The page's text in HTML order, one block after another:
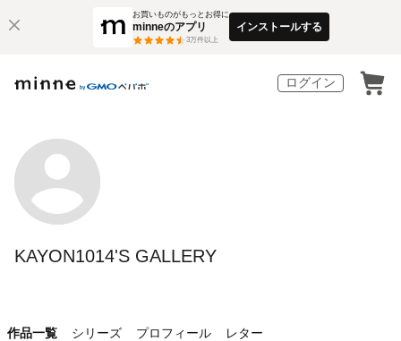
お買いものがもっとお得に
minneのアプリ
3万件以上
インストールする
ログイン
KAYON1014'S GALLERY
作品一覧 シリーズ プロフィール レター